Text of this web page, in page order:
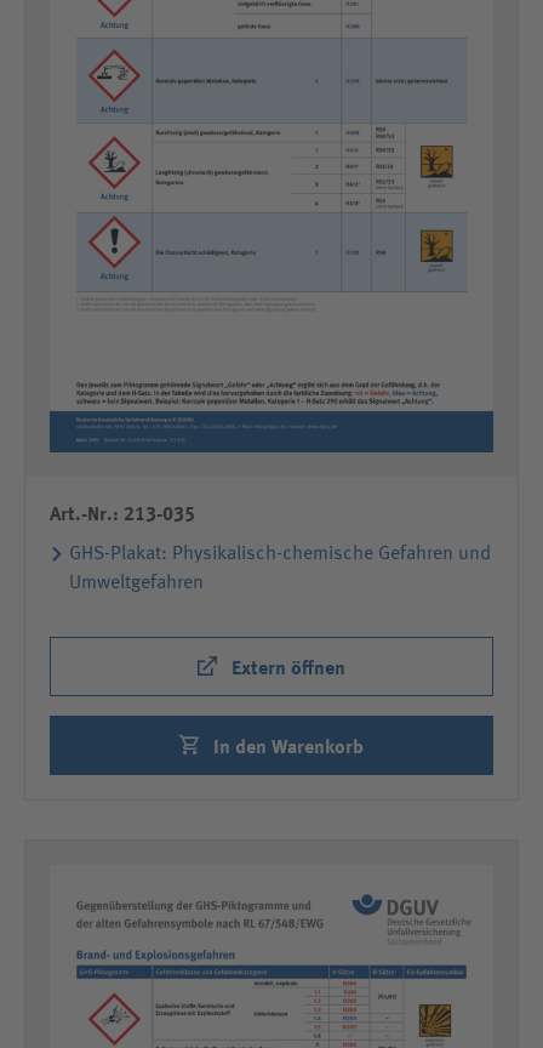
Art.-Nr.: 213-035
GHS-Plakat: Physikalisch-chemische Gefahren und
Umweltgefahren
Extern öffnen
In den Warenkorb